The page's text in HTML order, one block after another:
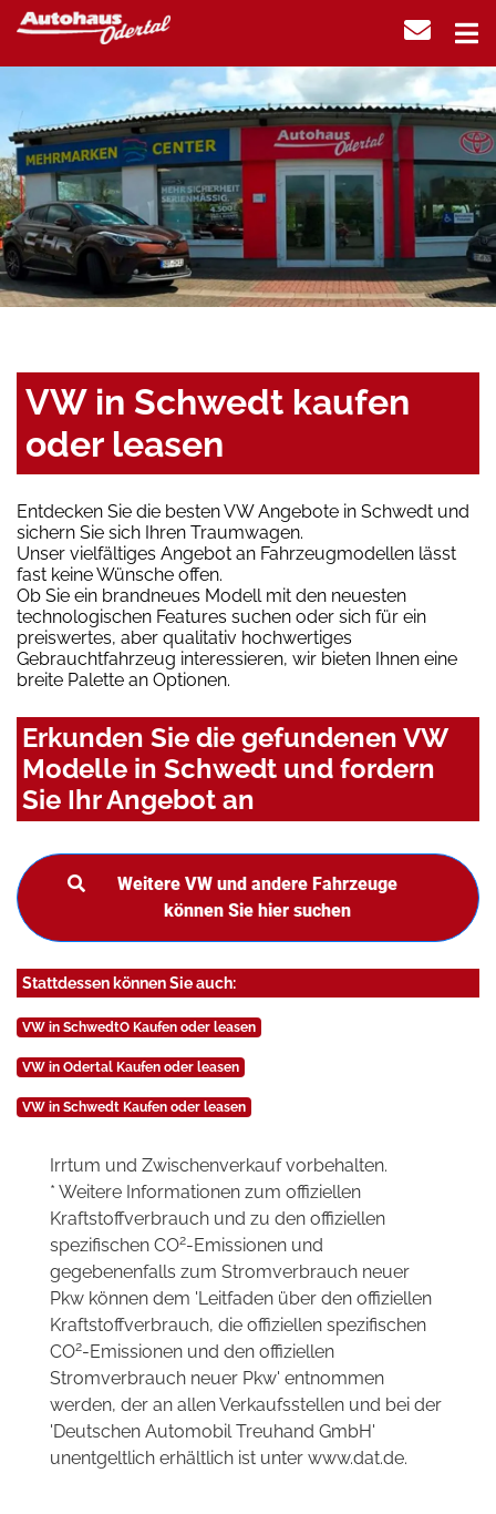
VW in Schwedt kaufen
oder leasen
Entdecken Sie die besten VW Angebote in Schwedt und
sichern Sie sich Ihren Traumwagen.
Unser vielfältiges Angebot an Fahrzeugmodellen lässt
fast keine Wünsche offen.
Ob Sie ein brandneues Modell mit den neuesten
technologischen Features suchen oder sich für ein
preiswertes, aber qualitativ hochwertiges
Gebrauchtfahrzeug interessieren, wir bieten Ihnen eine
breite Palette an Optionen.
Erkunden Sie die gefundenen VW
Modelle in Schwedt und fordern
Sie Ihr Angebot an
Weitere VW und andere Fahrzeuge
können Sie hier suchen
Stattdessen können Sie auch:
VW in SchwedtO Kaufen oder leasen
VW in Odertal Kaufen oder leasen
VW in Schwedt Kaufen oder leasen
Irrtum und Zwischenverkauf vorbehalten.
* Weitere Informationen zum offiziellen
Kraftstoffverbrauch und zu den offiziellen
spezifischen CO2-Emissionen und
gegebenenfalls zum Stromverbrauch neuer
Pkw können dem 'Leitfaden über den offiziellen
Kraftstoffverbrauch, die offiziellen spezifischen
CO2-Emissionen und den offiziellen
Stromverbrauch neuer Pkw' entnommen
werden, der an allen Verkaufsstellen und bei der
'Deutschen Automobil Treuhand GmbH'
unentgeltlich erhältlich ist unter www.dat.de.